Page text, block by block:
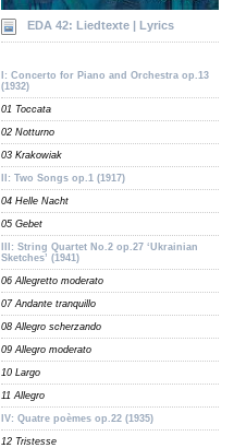
EDA 42: Liedtexte | Lyrics
I: Concerto for Piano and Orchestra op.13
(1932)
01 Toccata
02 Notturno
03 Krakowiak
II: Two Songs op.1 (1917)
04 Helle Nacht
05 Gebet
III: String Quartet No.2 op.27 ‘Ukrainian
Sketches’ (1941)
06 Allegretto moderato
07 Andante tranquillo
08 Allegro scherzando
09 Allegro moderato
10 Largo
11 Allegro
IV: Quatre poèmes op.22 (1935)
12 Tristesse